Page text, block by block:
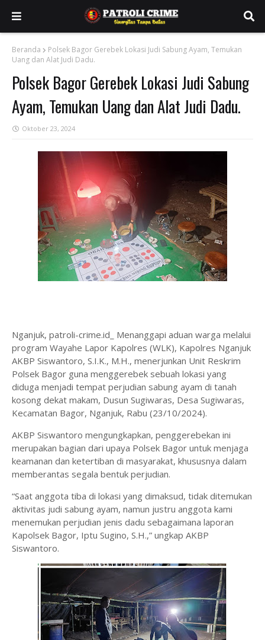
Beranda
Polsek Bagor Gerebek Lokasi Judi Sabung Ayam, Temukan
Uang dan Alat Judi Dadu.
Polsek Bagor Gerebek Lokasi Judi Sabung
Ayam, Temukan Uang dan Alat Judi Dadu.
Oktober 23, 2024
Nganjuk, patroli-crime.id_ Menanggapi aduan warga melalui
program Wayahe Lapor Kapolres (WLK), Kapolres Nganjuk
AKBP Siswantoro, S.I.K., M.H., menerjunkan Unit Reskrim
Polsek Bagor guna menggerebek sebuah lokasi yang
diduga menjadi tempat perjudian sabung ayam di tanah
kosong dekat makam, Dusun Sugiwaras, Desa Sugiwaras,
Kecamatan Bagor, Nganjuk, Rabu (23/10/2024).
AKBP Siswantoro mengungkapkan, penggerebekan ini
merupakan bagian dari upaya Polsek Bagor untuk menjaga
keamanan dan ketertiban di masyarakat, khususnya dalam
memberantas segala bentuk perjudian.
“Saat anggota tiba di lokasi yang dimaksud, tidak ditemukan
aktivitas judi sabung ayam, namun justru anggota kami
menemukan perjudian jenis dadu sebagaimana laporan
Kapolsek Bagor, Iptu Sugino, S.H.,” ungkap AKBP
Siswantoro.